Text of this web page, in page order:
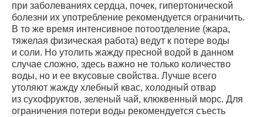
при заболеваниях сердца, почек, гипертонической
болезни их употребление рекомендуется ограничить.
В то же время интенсивное потоотделение (жара,
тяжелая физическая работа) ведут к потере воды
и соли. Но утолить жажду пресной водой в данном
случае сложно, здесь важно не только количество
воды, но и ее вкусовые свойства. Лучше всего
утоляют жажду хлебный квас, холодный отвар
из сухофруктов, зеленый чай, клюквенный морс. Для
ограничения потери воды рекомендуется съесть